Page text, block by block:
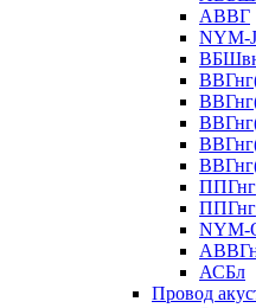
АВВГ
NYM-J
NYM-
АСБл
Провод